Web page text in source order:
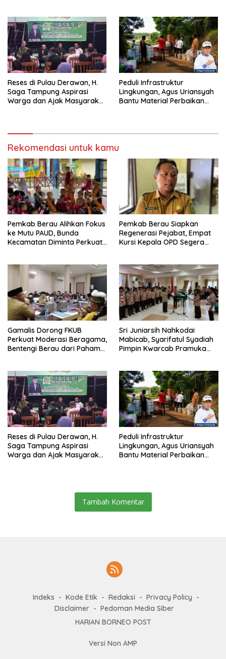
Reses di Pulau Derawan, H.
Saga Tampung Aspirasi
Warga dan Ajak Masyarakat
Peduli Infrastruktur
Lingkungan, Agus Uriansyah
Bantu Material Perbaikan
Rekomendasi untuk kamu
Pemkab Berau Alihkan Fokus
ke Mutu PAUD, Bunda
Kecamatan Diminta Perkuat
Pemkab Berau Siapkan
Regenerasi Pejabat, Empat
Kursi Kepala OPD Segera
Gamalis Dorong FKUB
Perkuat Moderasi Beragama,
Bentengi Berau dari Paham
Sri Juniarsih Nahkodai
Mabicab, Syarifatul Syadiah
Pimpin Kwarcab Pramuka
Reses di Pulau Derawan, H.
Saga Tampung Aspirasi
Warga dan Ajak Masyarakat
Peduli Infrastruktur
Lingkungan, Agus Uriansyah
Bantu Material Perbaikan
Tambah Komentar
Indeks Kode Etik Redaksi
Privacy Policy
Disclaimer
Pedoman Media Siber
HARIAN BORNEO POST
Versi Non AMP